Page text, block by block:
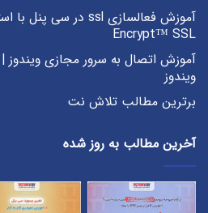
Encrypt™ SSL
آموزش اتصال به سرور مجازی ویندوز
ویندوز
برترین مطالب تلاش نت
آخرین مطالب به روز شده